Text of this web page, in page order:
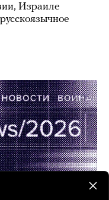
Израиле